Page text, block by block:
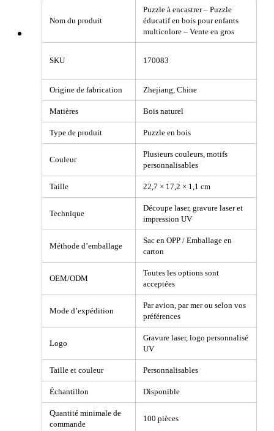
Nom du produit
Puzzle à encastrer – Puzzle
éducatif en bois pour enfants
multicolore – Vente en gros
SKU 170083
Origine de fabrication Zhejiang, Chine
Matières Bois naturel
Type de produit Puzzle en bois
Couleur
Plusieurs couleurs, motifs
personnalisables
Taille 22,7 × 17,2 × 1,1 cm
Technique
Découpe laser, gravure laser et
impression UV
Méthode d’emballage
Sac en OPP / Emballage en
carton
OEM/ODM
Toutes les options sont
acceptées
Mode d’expédition
Par avion, par mer ou selon vos
préférences
Logo
Gravure laser, logo personnalisé
UV
Taille et couleur Personnalisables
Échantillon Disponible
Quantité minimale de
commande
100 pièces